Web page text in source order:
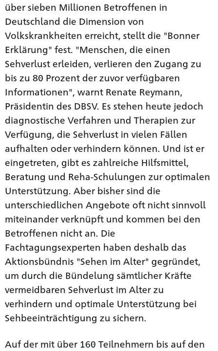
über sieben Millionen Betroffenen in
Deutschland die Dimension von
Volkskrankheiten erreicht, stellt die "Bonner
Erklärung" fest. "Menschen, die einen
Sehverlust erleiden, verlieren den Zugang zu
bis zu 80 Prozent der zuvor verfügbaren
Informationen", warnt Renate Reymann,
Präsidentin des DBSV. Es stehen heute jedoch
diagnostische Verfahren und Therapien zur
Verfügung, die Sehverlust in vielen Fällen
aufhalten oder verhindern können. Und ist er
eingetreten, gibt es zahlreiche Hilfsmittel,
Beratung und Reha-Schulungen zur optimalen
Unterstützung. Aber bisher sind die
unterschiedlichen Angebote oft nicht sinnvoll
miteinander verknüpft und kommen bei den
Betroffenen nicht an. Die
Fachtagungsexperten haben deshalb das
Aktionsbündnis "Sehen im Alter" gegründet,
um durch die Bündelung sämtlicher Kräfte
vermeidbaren Sehverlust im Alter zu
verhindern und optimale Unterstützung bei
Sehbeeinträchtigung zu sichern.
Auf der mit über 160 Teilnehmern bis auf den